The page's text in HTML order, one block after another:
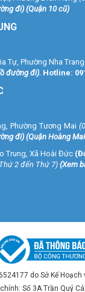
đi) (Quận 10 cũ)
Tự, Phường Nha Trang
đường đi). Hotline:
Phường Tương Mai
đi) (Quận Hoàng
Trung, Xã Hoài Đức
2 đến Thứ 7) (Xem
do Sở Kế Hoạch
Số 3A Trần Quý